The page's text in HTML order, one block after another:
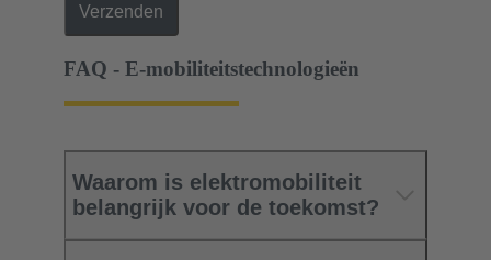
Verzenden
FAQ - E-mobiliteitstechnologieën
Waarom is elektromobiliteit
belangrijk voor de toekomst?